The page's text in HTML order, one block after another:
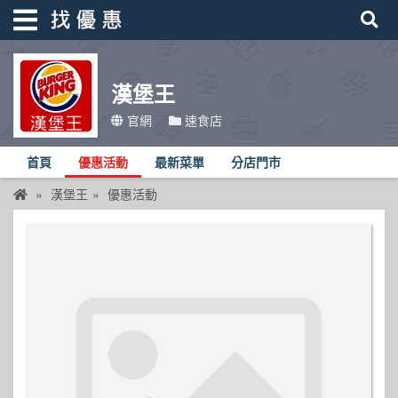
漢堡王
官網 速食店
首頁 優惠活動 最新菜單 分店門市
漢堡王 優惠活動
找優惠
首頁
優惠活動
折價卷